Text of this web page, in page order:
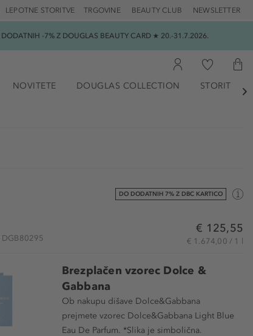
TRGOVINE BEAUTY CLUB NEWSLETTER
LEPOTNE STORITVE
-7% Z DOUGLAS BEAUTY CARD ★ 20.-31.7.2026.
NOVITETE DOUGLAS COLLECTION STORITVE

DO DODATNIH 7% Z DBC KARTICO
DGB80295
€ 125,55
€ 1.674,00 / 1 l
Brezplačen vzorec Dolce &
Gabbana
Ob nakupu dišave Dolce&Gabbana
prejmete vzorec Dolce&Gabbana Light Blue
Eau De Parfum. *Slika je simbolična.